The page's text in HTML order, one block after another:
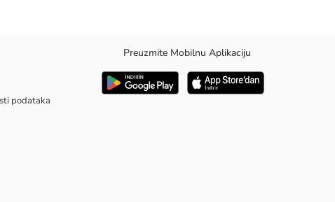
tkanina od poplina i moderan prugasti dezen osiguravaju udobnost
podataka
Preuzmite Mobilnu Aplikaciju